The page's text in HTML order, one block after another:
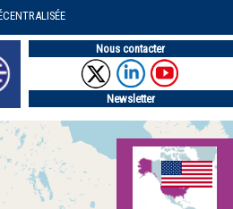
Nous contacter
Newsletter